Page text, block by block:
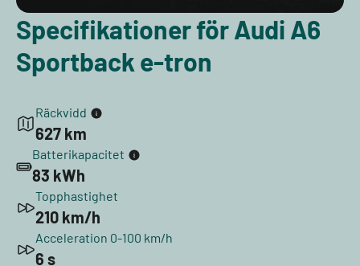
Specifikationer för Audi A6
Sportback e-tron
Räckvidd
627 km
Batterikapacitet
83 kWh
Topphastighet
210 km/h
Acceleration 0-100 km/h
6 s